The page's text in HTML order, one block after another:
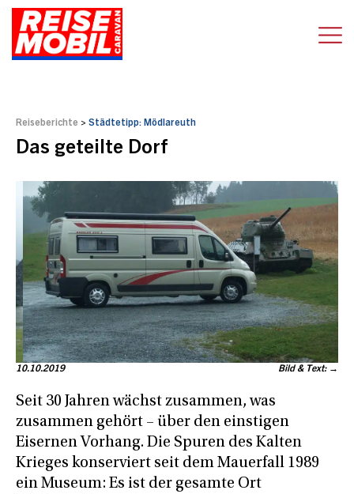
Reiseberichte > Städtetipp: Mödlareuth
Das geteilte Dorf
10.10.2019 Bild & Text: →
Seit 30 Jahren wächst zusammen, was
zusammen gehört – über den einstigen
Eisernen Vorhang. Die Spuren des Kalten
Krieges konserviert seit dem Mauerfall 1989
ein Museum: Es ist der gesamte Ort